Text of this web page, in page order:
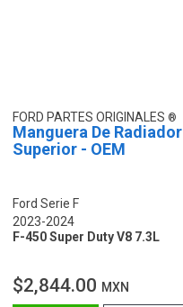
FORD PARTES ORIGINALES
Manguera De Radiador
Superior - OEM
Ford Serie F
2023-2024
F-450 Super Duty V8 7.3L
$2,844.00 MXN